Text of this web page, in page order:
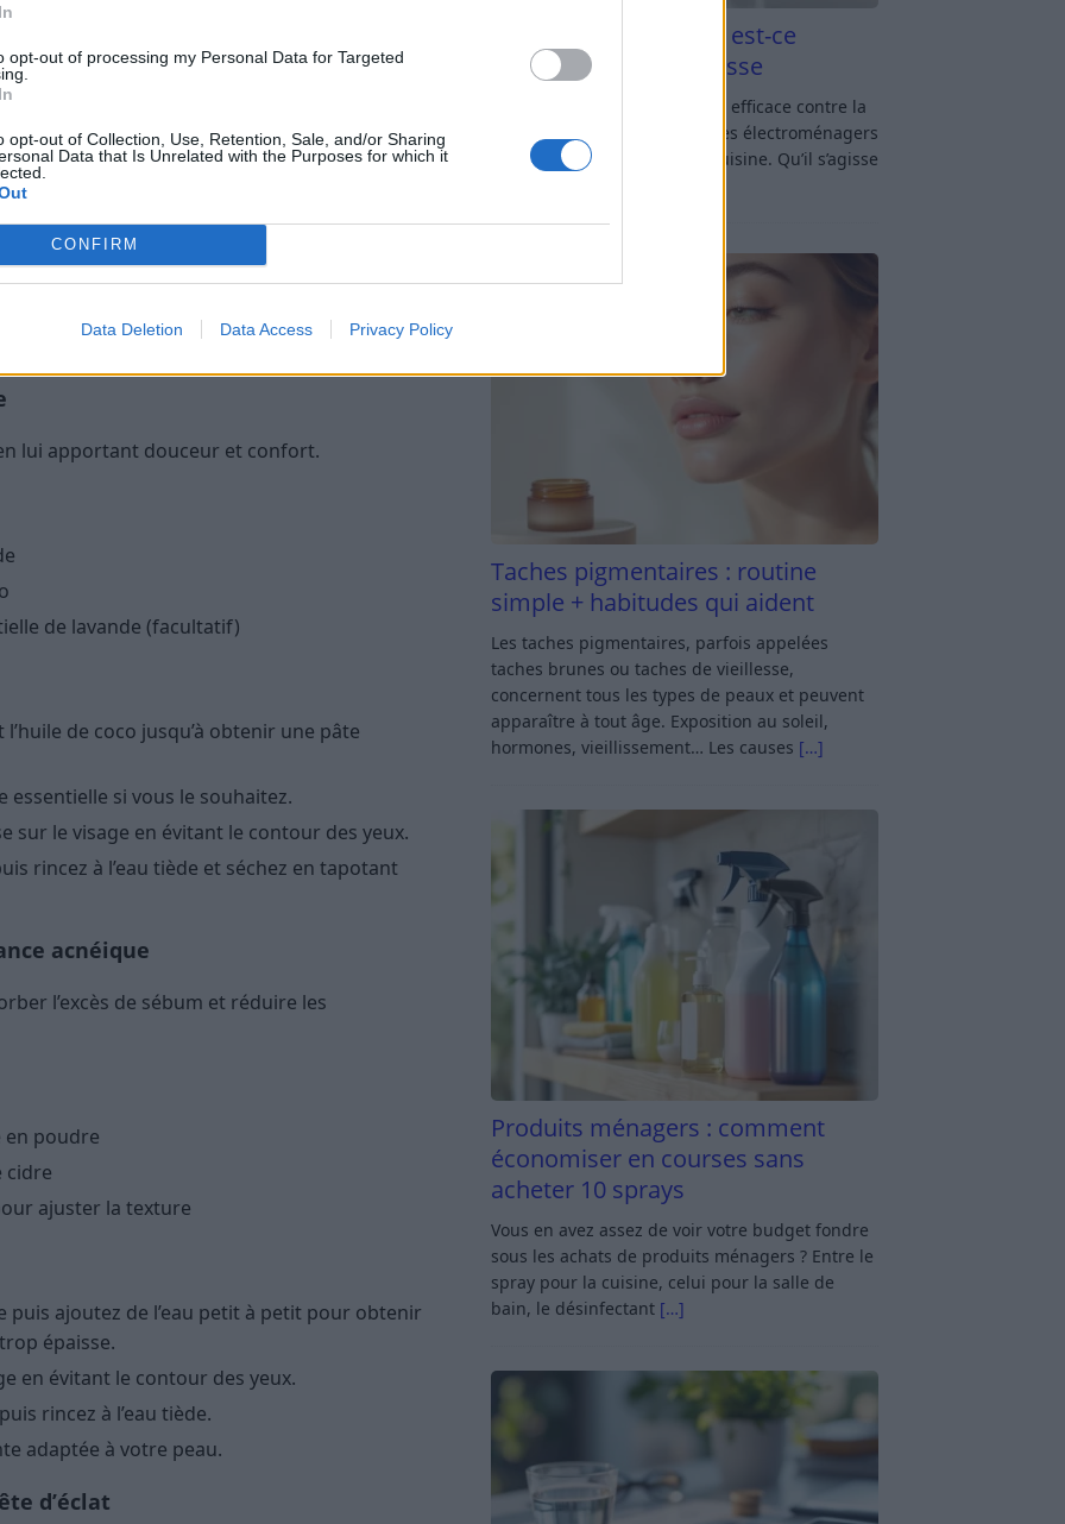
opt-out of processing my Personal Data for Targeted
opt-out of Collection, Use, Retention, Sale, and/or Sharing
Data that Is Unrelated with the Purposes for which it
CONFIRM
Data Deletion Data Access Privacy Policy
inflammatoire, pour les peaux sèches ou
et riche en probiotiques bénéfiques
des propriétés spécifiques, en petites
la lavande ou le calendula, pour leurs vertus
du visage maison adapté à
lui apportant douceur et confort.
de lavande (facultatif)
de coco jusqu’à obtenir une pâte
essentielle si vous le souhaitez.
sur le visage en évitant le contour des yeux.
rincez à l’eau tiède et séchez en tapotant
acnéique
l’excès de sébum et réduire les
en poudre
cidre
ajuster la texture
puis ajoutez de l’eau petit à petit pour obtenir
épaisse.
en évitant le contour des yeux.
rincez à l’eau tiède.
adaptée à votre peau.
d’éclat
Vinaigre blanc et four est-ce
efficace contre la graisse
Vinaigre blanc et four : est-ce efficace contre la
graisse ? Le four fait partie des électroménagers
les plus sollicités dans une cuisine. Qu’il s’agisse
Taches pigmentaires : routine
simple + habitudes qui aident
Les taches pigmentaires, parfois appelées
taches brunes ou taches de vieillesse,
concernent tous les types de peaux et peuvent
apparaître à tout âge. Exposition au soleil,
hormones, vieillissement… Les causes […]
Produits ménagers : comment
économiser en courses sans
acheter 10 sprays
Vous en avez assez de voir votre budget fondre
sous les achats de produits ménagers ? Entre le
spray pour la cuisine, celui pour la salle de
bain, le désinfectant […]